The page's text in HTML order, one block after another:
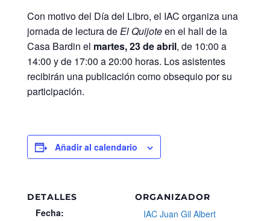
Con motivo del Día del Libro, el IAC organiza una
jornada de lectura deEl Quijoteen el hall de la
Casa Bardin el martes, 23 de abril, de 10:00 a
14:00 y de 17:00 a 20:00 horas. Los asistentes
recibirán una publicación como obsequio por su
participación.
Añadir al calendario
DETALLES
Fecha:
ORGANIZADOR
IAC Juan Gil Albert